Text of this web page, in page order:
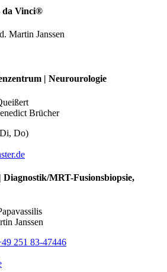
da Vinci®
Martin Janssen
| Neurourologie
Brücher
Do)
MRT-Fusionsbiopsie,
Janssen
251 83-47446